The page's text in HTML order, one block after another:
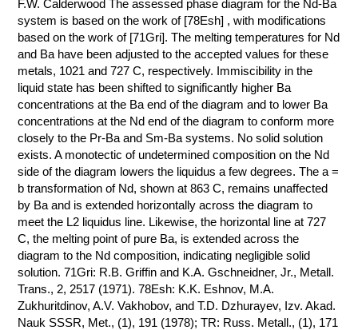
ХИМИЯ НА
ПРОИЗВОДСТВЕ
И ХИМИЧЕСКАЯ
ТЕХНОЛОГИЯ
КОНТАКТЫ
F.W. Calderwood The assessed phase diagram for the Nd-Ba
system is based on the work of [78Esh] , with modifications
based on the work of [71Gri]. The melting temperatures for Nd
and Ba have been adjusted to the accepted values for these
metals, 1021 and 727 C, respectively. Immiscibility in the
liquid state has been shifted to significantly higher Ba
concentrations at the Ba end of the diagram and to lower Ba
concentrations at the Nd end of the diagram to conform more
closely to the Pr-Ba and Sm-Ba systems. No solid solution
exists. A monotectic of undetermined composition on the Nd
side of the diagram lowers the liquidus a few degrees. The a =
b transformation of Nd, shown at 863 C, remains unaffected
by Ba and is extended horizontally across the diagram to
meet the L2 liquidus line. Likewise, the horizontal line at 727
C, the melting point of pure Ba, is extended across the
diagram to the Nd composition, indicating negligible solid
solution. 71Gri: R.B. Griffin and K.A. Gschneidner, Jr., Metall.
Trans., 2, 2517 (1971). 78Esh: K.K. Eshnov, M.A.
Zukhuritdinov, A.V. Vakhobov, and T.D. Dzhurayev, Izv. Akad.
Nauk SSSR, Met., (1), 191 (1978); TR: Russ. Metall., (1), 171